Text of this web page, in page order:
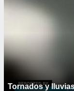
Tornados y